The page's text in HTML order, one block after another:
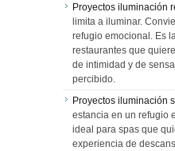
Proyectos iluminación
limita a iluminar.
refugio emocional. Es
restaurantes que
de intimidad y de
percibido.
Proyectos iluminación
estancia en un refugio
ideal para spas que
experiencia de